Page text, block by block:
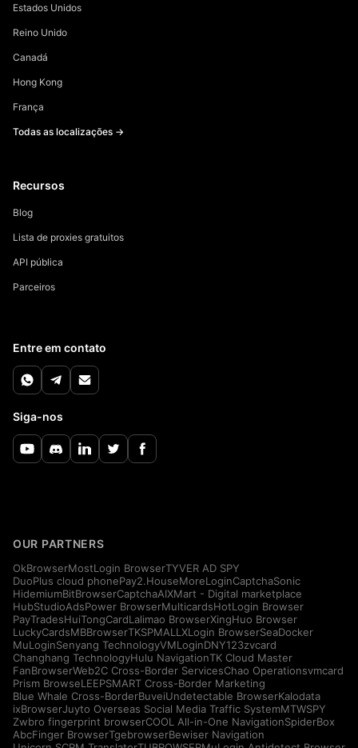
Estados Unidos
Reino Unido
Canadá
Hong Kong
França
Todas as localizações →
Recursos
Blog
Lista de proxies gratuitos
API pública
Parceiros
Entre em contato
Siga-nos
OUR PARTNERS
OkBrowserMostLogin BrowserTYVER AD SPY
DuoPlus cloud phonePay2.HouseMoreLoginCaptchaSonic
HidemiumBitBrowserCaptchaAIXMart - Digital marketplace
HubStudioAdsPower BrowserMulticardsHotLogin Browser
PayTradesHuiTongCardLalimao BrowserXingHuo Browser
LuckyCardsMBBrowserTKSPMALLXLogin BrowserSeaDocker
MuLoginSenyang TechnologyVMLoginDNY123zvcard
Changhang TechnologyHulu NavigationTK Cloud Master
FanBrowserWeb2C Cross-Border ServicesChao Operationsvmcard
Prism BrowseLEEPSMART Cross-Border Marketing
Blue Whale Cross-BorderBuveiUndetectable BrowserKalodata
ixBrowserJuyto Overseas Social Media Traffic SystemMTWSPY
Zwbro fingerprint browserCOOL All-in-One NavigationSpiderBox
AbcFinger BrowserTgebrowserBewiser Navigation